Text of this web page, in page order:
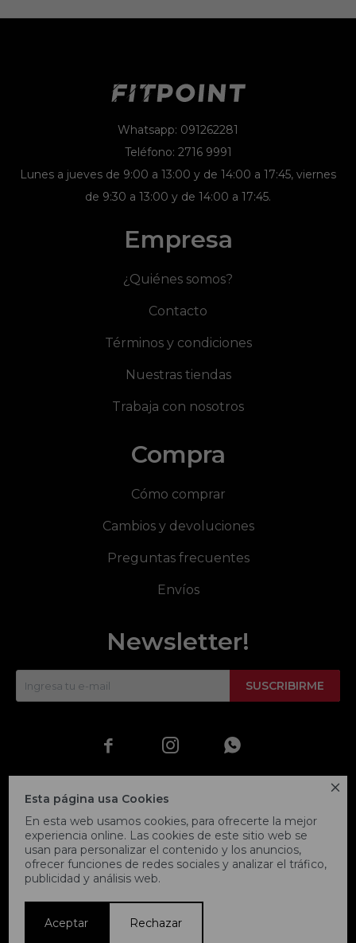

Esta página usa Cookies
En esta web usamos cookies, para ofrecerte la mejor
experiencia online. Las cookies de este sitio web se
usan para personalizar el contenido y los anuncios,
ofrecer funciones de redes sociales y analizar el tráfico,
publicidad y análisis web.
Aceptar Rechazar
Whatsapp: 091262281
Teléfono: 2716 9991
Lunes a jueves de 9:00 a 13:00 y de 14:00 a 17:45, viernes
de 9:30 a 13:00 y de 14:00 a 17:45.
Empresa
¿Quiénes somos?
Contacto
Términos y condiciones
Nuestras tiendas
Trabaja con nosotros
Compra
Cómo comprar
Cambios y devoluciones
Preguntas frecuentes
Envíos
Newsletter!
SUSCRIBIRME
  